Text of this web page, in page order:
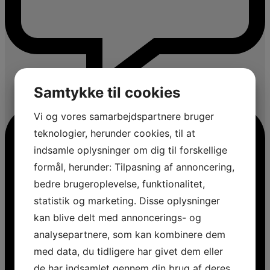
Samtykke til cookies
Vi og vores samarbejdspartnere bruger
teknologier, herunder cookies, til at
indsamle oplysninger om dig til forskellige
formål, herunder: Tilpasning af annoncering,
bedre brugeroplevelse, funktionalitet,
statistik og marketing. Disse oplysninger
kan blive delt med annoncerings- og
analysepartnere, som kan kombinere dem
med data, du tidligere har givet dem eller